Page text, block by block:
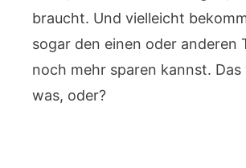
braucht. Und vielleicht
sogar den einen oder anderen
noch mehr sparen kannst.
was, oder?